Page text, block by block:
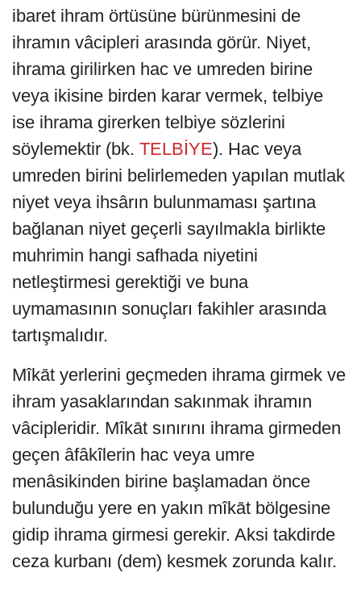
ibaret ihram örtüsüne bürünmesini de
ihramın vâcipleri arasında görür. Niyet,
ihrama girilirken hac ve umreden birine
veya ikisine birden karar vermek, telbiye
ise ihrama girerken telbiye sözlerini
söylemektir (bk. TELBİYE). Hac veya
umreden birini belirlemeden yapılan mutlak
niyet veya ihsârın bulunmaması şartına
bağlanan niyet geçerli sayılmakla birlikte
muhrimin hangi safhada niyetini
netleştirmesi gerektiği ve buna
uymamasının sonuçları fakihler arasında
tartışmalıdır.
Mîkāt yerlerini geçmeden ihrama girmek ve
ihram yasaklarından sakınmak ihramın
vâcipleridir. Mîkāt sınırını ihrama girmeden
geçen âfâkîlerin hac veya umre
menâsikinden birine başlamadan önce
bulunduğu yere en yakın mîkāt bölgesine
gidip ihrama girmesi gerekir. Aksi takdirde
ceza kurbanı (dem) kesmek zorunda kalır.